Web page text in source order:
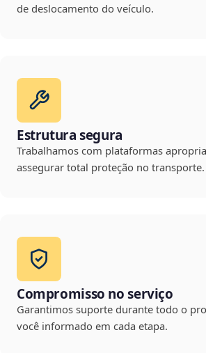
de deslocamento do veículo.
Estrutura segura
Trabalhamos com plataformas
assegurar total proteção no transporte.
Compromisso no serviço
Garantimos suporte durante todo o
você informado em cada etapa.